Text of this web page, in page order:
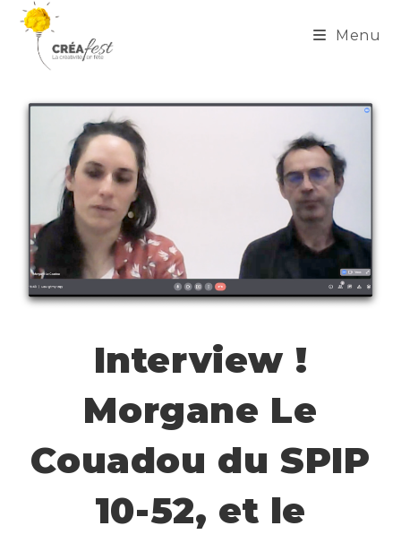
Menu
Interview !
Morgane Le
Couadou du SPIP
10-52, et le